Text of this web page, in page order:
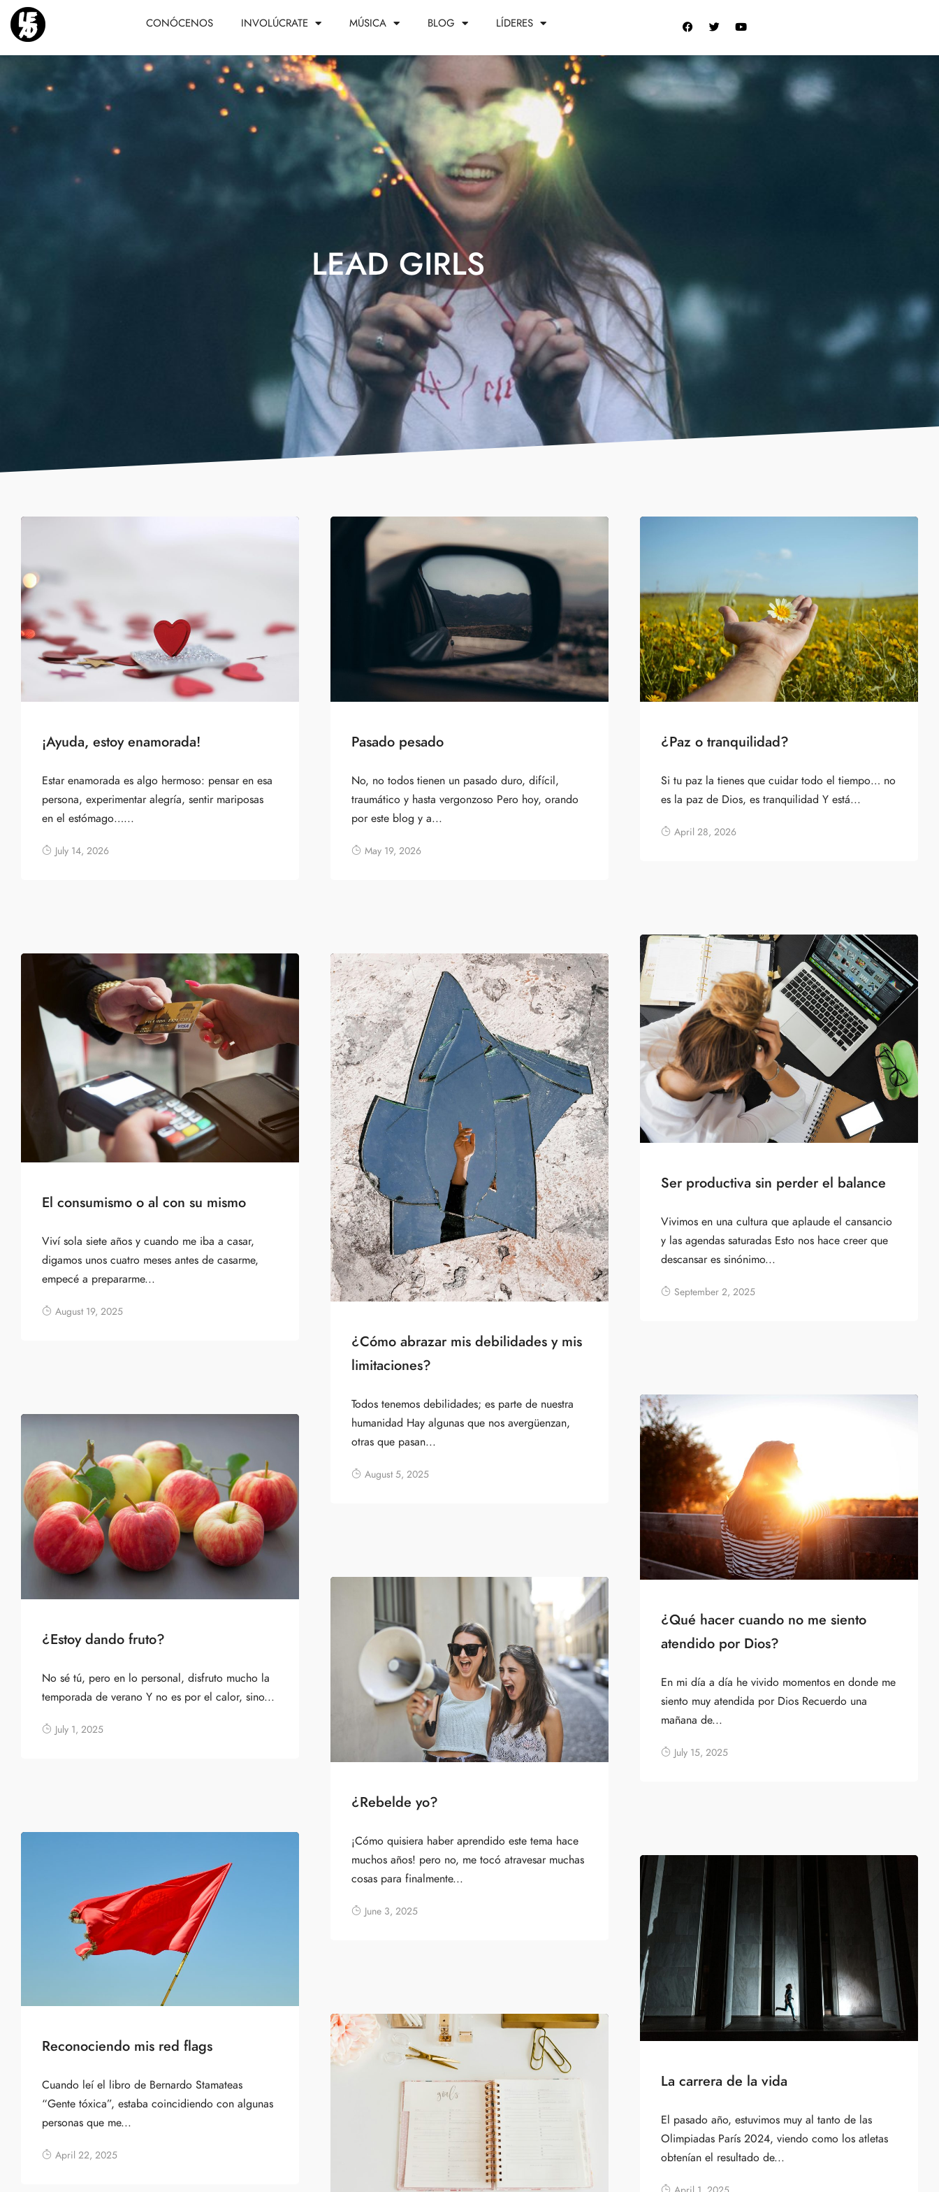
CONÓCENOS INVOLÚCRATE MÚSICA BLOG LÍDERES
LEAD GIRLS
¡Ayuda, estoy enamorada!
Estar enamorada es algo hermoso: pensar en esa
persona, experimentar alegría, sentir mariposas
en el estómago…...
July 14, 2026
Pasado pesado
No, no todos tienen un pasado duro, difícil,
traumático y hasta vergonzoso Pero hoy, orando
por este blog y a...
May 19, 2026
¿Paz o tranquilidad?
Si tu paz la tienes que cuidar todo el tiempo… no
es la paz de Dios, es tranquilidad Y está...
April 28, 2026
Ser productiva sin perder el balance
Vivimos en una cultura que aplaude el cansancio
y las agendas saturadas Esto nos hace creer que
descansar es sinónimo...
September 2, 2025
El consumismo o al con su mismo
Viví sola siete años y cuando me iba a casar,
digamos unos cuatro meses antes de casarme,
empecé a prepararme...
August 19, 2025
¿Cómo abrazar mis debilidades y mis
limitaciones?
Todos tenemos debilidades; es parte de nuestra
humanidad Hay algunas que nos avergüenzan,
otras que pasan...
August 5, 2025
¿Qué hacer cuando no me siento
atendido por Dios?
En mi día a día he vivido momentos en donde me
siento muy atendida por Dios Recuerdo una
mañana de...
July 15, 2025
¿Estoy dando fruto?
No sé tú, pero en lo personal, disfruto mucho la
temporada de verano Y no es por el calor, sino...
July 1, 2025
¿Rebelde yo?
¡Cómo quisiera haber aprendido este tema hace
muchos años! pero no, me tocó atravesar muchas
cosas para finalmente...
June 3, 2025
Reconociendo mis red flags
Cuando leí el libro de Bernardo Stamateas
“Gente tóxica”, estaba coincidiendo con algunas
personas que me...
April 22, 2025
La carrera de la vida
El pasado año, estuvimos muy al tanto de las
Olimpiadas París 2024, viendo como los atletas
obtenían el resultado de...